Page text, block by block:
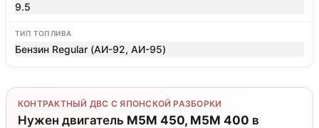
9.5
ТИП ТОПЛИВА
Бензин Regular (АИ-92, АИ-95)
КОНТРАКТНЫЙ ДВС С ЯПОНСКОЙ РАЗБОРКИ
Нужен двигатель M5M 450, M5M 400 в